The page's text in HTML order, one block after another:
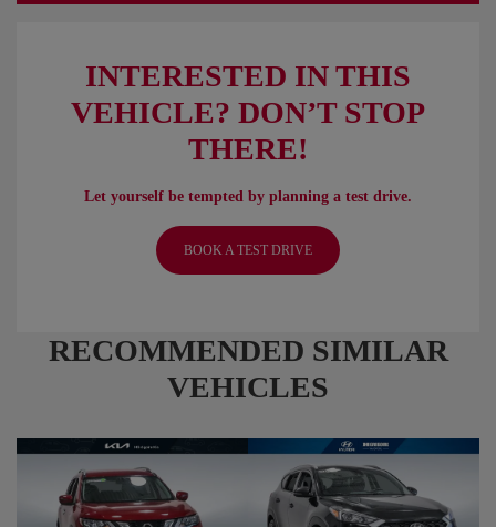
INTERESTED IN THIS
VEHICLE? DON’T STOP
THERE!
Let yourself be tempted by planning a test drive.
BOOK A TEST DRIVE
RECOMMENDED SIMILAR
VEHICLES